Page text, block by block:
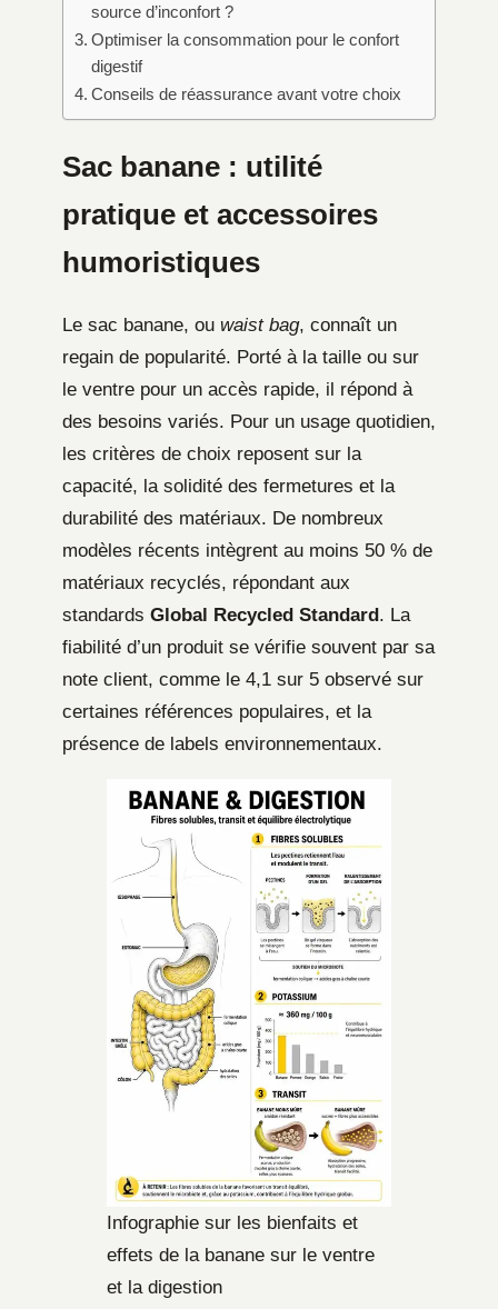
source d’inconfort ?
Optimiser la consommation pour le confort
digestif
Conseils de réassurance avant votre choix
Sac banane : utilité
pratique et accessoires
humoristiques
Le sac banane, ou waist bag, connaît un
regain de popularité. Porté à la taille ou sur
le ventre pour un accès rapide, il répond à
des besoins variés. Pour un usage quotidien,
les critères de choix reposent sur la
capacité, la solidité des fermetures et la
durabilité des matériaux. De nombreux
modèles récents intègrent au moins 50 % de
matériaux recyclés, répondant aux
standards Global Recycled Standard. La
fiabilité d’un produit se vérifie souvent par sa
note client, comme le 4,1 sur 5 observé sur
certaines références populaires, et la
présence de labels environnementaux.
Infographie sur les bienfaits et
effets de la banane sur le ventre
et la digestion